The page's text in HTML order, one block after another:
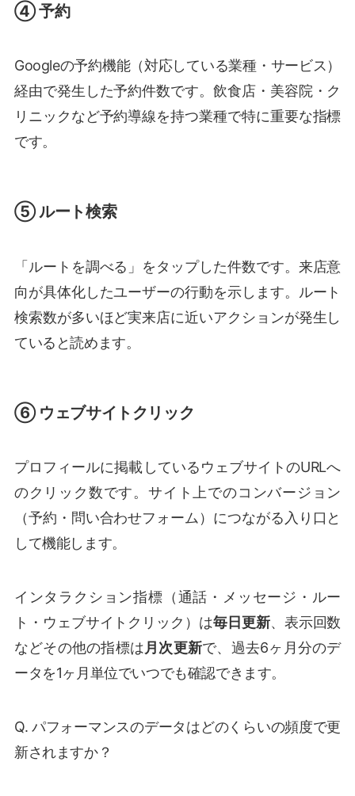
④ 予約
Googleの予約機能（対応している業種・サービス）
経由で発生した予約件数です。飲食店・美容院・ク
リニックなど予約導線を持つ業種で特に重要な指標
です。
⑤ ルート検索
「ルートを調べる」をタップした件数です。来店意
向が具体化したユーザーの行動を示します。ルート
検索数が多いほど実来店に近いアクションが発生し
ていると読めます。
⑥ ウェブサイトクリック
プロフィールに掲載しているウェブサイトのURLへ
のクリック数です。サイト上でのコンバージョン
（予約・問い合わせフォーム）につながる入り口と
して機能します。
インタラクション指標（通話・メッセージ・ルー
ト・ウェブサイトクリック）は毎日更新、表示回数
などその他の指標は月次更新で、過去6ヶ月分のデ
ータを1ヶ月単位でいつでも確認できます。
Q. パフォーマンスのデータはどのくらいの頻度で更
新されますか？